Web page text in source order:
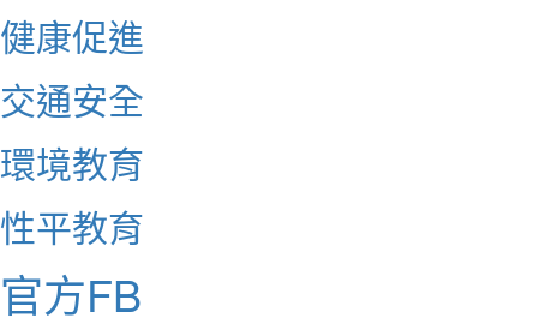
健康促進
交通安全
環境教育
性平教育
官方FB